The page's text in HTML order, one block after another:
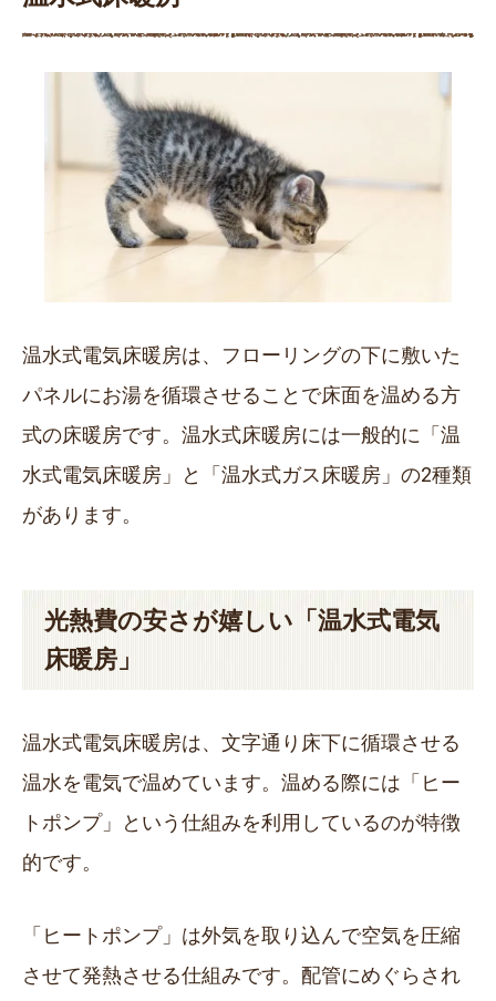
温水式電気床暖房は、フローリングの下に敷いた
パネルにお湯を循環させることで床面を温める方
式の床暖房です。温水式床暖房には一般的に「温
水式電気床暖房」と「温水式ガス床暖房」の2種類
があります。
光熱費の安さが嬉しい「温水式電気
床暖房」
温水式電気床暖房は、文字通り床下に循環させる
温水を電気で温めています。温める際には「ヒー
トポンプ」という仕組みを利用しているのが特徴
的です。
「ヒートポンプ」は外気を取り込んで空気を圧縮
させて発熱させる仕組みです。配管にめぐらされ